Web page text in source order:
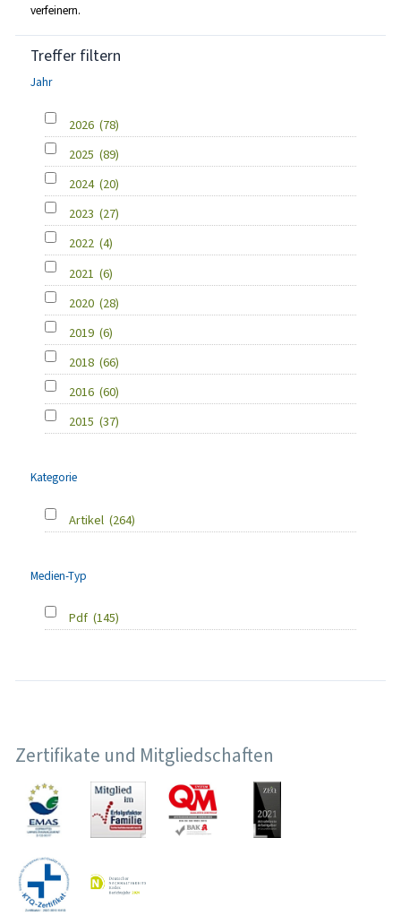
verfeinern.
Treffer filtern
Jahr
2026 (78)
2025 (89)
2024 (20)
2023 (27)
2022 (4)
2021 (6)
2020 (28)
2019 (6)
2018 (66)
2016 (60)
2015 (37)
Kategorie
Artikel (264)
Medien-Typ
Pdf (145)
Zertifikate und Mitgliedschaften